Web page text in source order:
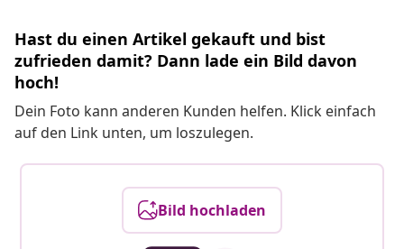
Hast du einen Artikel gekauft und bist
zufrieden damit? Dann lade ein Bild davon
hoch!
Dein Foto kann anderen Kunden helfen. Klick einfach
auf den Link unten, um loszulegen.
Bild hochladen